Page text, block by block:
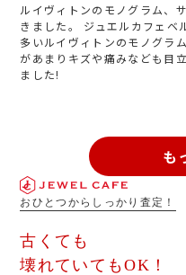
ルイヴィトンのモノグラム、
きました。 ジュエルカフェベ
多いルイヴィトンのモノグラ
があまりキズや痛みなども目
ました!
も
おひとつからしっかり査定！
古くても
壊れていてもOK！